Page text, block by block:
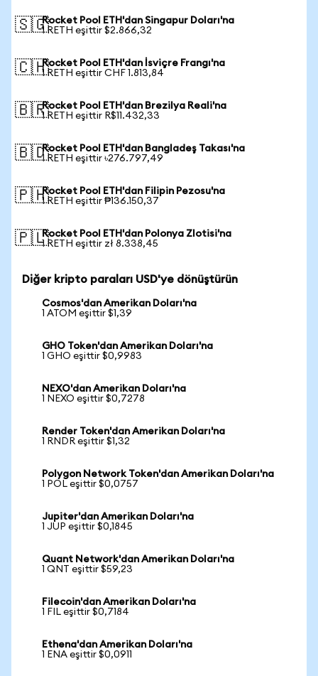
🇸🇬Rocket Pool ETH'dan Singapur Doları'na
1 RETH eşittir $2.866,32
🇨🇭Rocket Pool ETH'dan İsviçre Frangı'na
1 RETH eşittir CHF 1.813,84
🇧🇷Rocket Pool ETH'dan Brezilya Reali'na
1 RETH eşittir R$11.432,33
🇧🇩Rocket Pool ETH'dan Bangladeş Takası'na
1 RETH eşittir ৳276.797,49
🇵🇭Rocket Pool ETH'dan Filipin Pezosu'na
1 RETH eşittir ₱136.150,37
🇵🇱Rocket Pool ETH'dan Polonya Zlotisi'na
1 RETH eşittir zł 8.338,45
Diğer kripto paraları USD'ye dönüştürün
Cosmos'dan Amerikan Doları'na
1 ATOM eşittir $1,39
GHO Token'dan Amerikan Doları'na
1 GHO eşittir $0,9983
NEXO'dan Amerikan Doları'na
1 NEXO eşittir $0,7278
Render Token'dan Amerikan Doları'na
1 RNDR eşittir $1,32
Polygon Network Token'dan Amerikan Doları'na
1 POL eşittir $0,0757
Jupiter'dan Amerikan Doları'na
1 JUP eşittir $0,1845
Quant Network'dan Amerikan Doları'na
1 QNT eşittir $59,23
Filecoin'dan Amerikan Doları'na
1 FIL eşittir $0,7184
Ethena'dan Amerikan Doları'na
1 ENA eşittir $0,0911